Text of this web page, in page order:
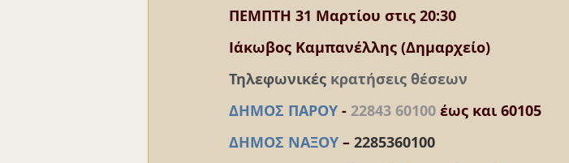
ΠΕΜΠΤΗ 31 Μαρτίου στις 20:30
Ιάκωβος Καμπανέλλης (Δημαρχείο)
Τηλεφωνικές κρατήσεις θέσεων
ΔΗΜΟΣ ΠΑΡΟΥ - 22843 60100 έως και 60105
ΔΗΜΟΣ ΝΑΞΟΥ – 2285360100